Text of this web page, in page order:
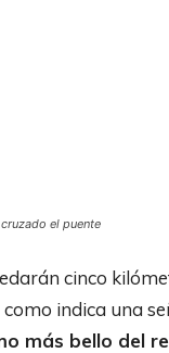
el puente
cinco
indica una
más bello del